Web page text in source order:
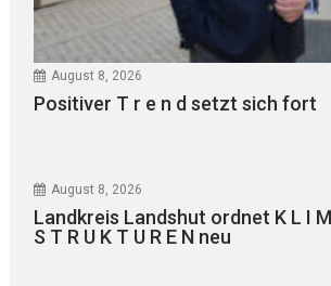
August 8, 2026
Positiver T r e n d setzt sich fort
August 8, 2026
Landkreis Landshut ordnet K L I M
S T R U K T U R E N neu